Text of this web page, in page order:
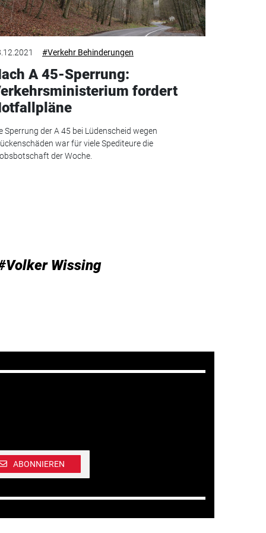
#Verkehr Behinderungen
A 45-Sperrung:
fordert
Sperrung der A 45 bei Lüdenscheid wegen
war für viele Spediteure die
der Woche.
Wissing
ABONNIEREN